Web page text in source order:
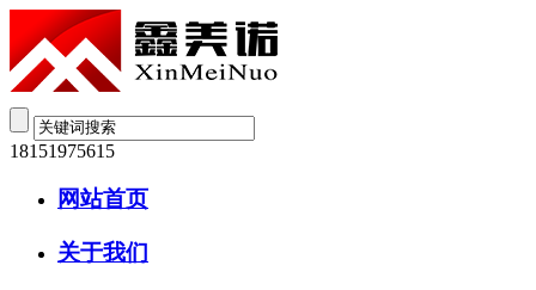
18151975615
网站首页
关于我们